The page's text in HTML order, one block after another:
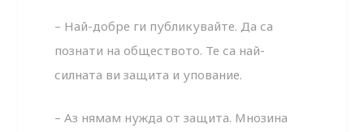
– Най-добре ги публикувайте. Да са
познати на обществото. Те са най-
силната ви защита и упование.
– Аз нямам нужда от защита. Мнозина